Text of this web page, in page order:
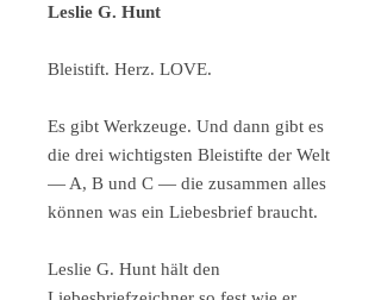
Leslie G. Hunt
Bleistift. Herz. LOVE.
Es gibt Werkzeuge. Und dann gibt es
die drei wichtigsten Bleistifte der Welt
— A, B und C — die zusammen alles
können was ein Liebesbrief braucht.
Leslie G. Hunt hält den